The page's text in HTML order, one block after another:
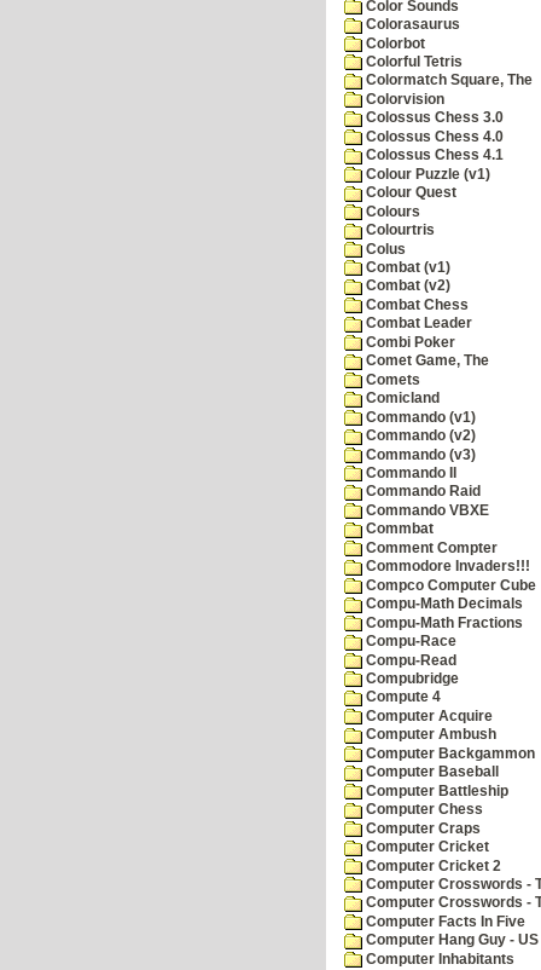
Color Sounds
Colorasaurus
Colorbot
Colorful Tetris
Colormatch Square, The
Colorvision
Colossus Chess 3.0
Colossus Chess 4.0
Colossus Chess 4.1
Colour Puzzle (v1)
Colour Quest
Colours
Colourtris
Colus
Combat (v1)
Combat (v2)
Combat Chess
Combat Leader
Combi Poker
Comet Game, The
Comets
Comicland
Commando (v1)
Commando (v2)
Commando (v3)
Commando II
Commando Raid
Commando VBXE
Commbat
Comment Compter
Commodore Invaders!!!
Compco Computer Cube
Compu-Math Decimals
Compu-Math Fractions
Compu-Race
Compu-Read
Compubridge
Compute 4
Computer Acquire
Computer Ambush
Computer Backgammon
Computer Baseball
Computer Battleship
Computer Chess
Computer Craps
Computer Cricket
Computer Cricket 2
Computer Crosswords -
Computer Crosswords -
Computer Facts In Five
Computer Hang Guy -
Computer Inhabitants